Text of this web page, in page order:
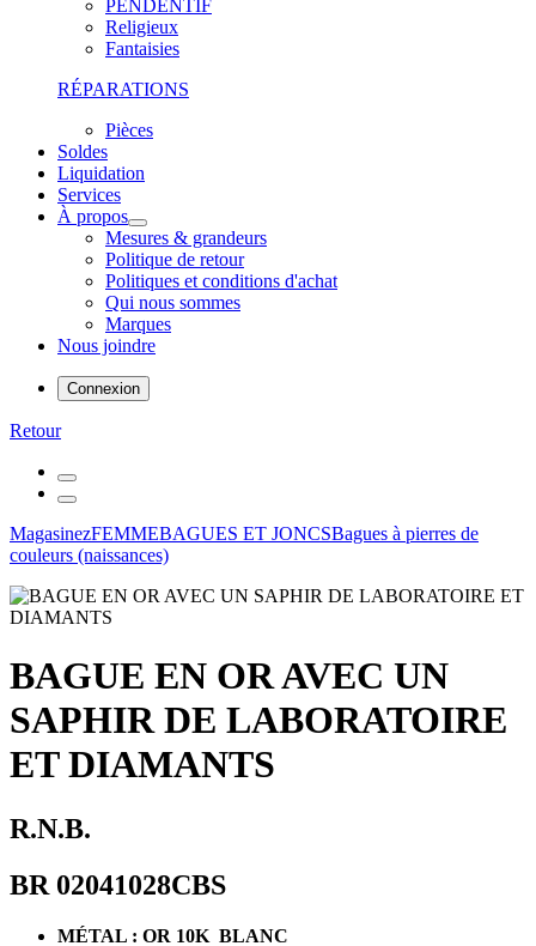
PENDENTIF
Religieux
Fantaisies
RÉPARATIONS
Pièces
Soldes
Liquidation
Services
À propos
Mesures & grandeurs
Politique de retour
Politiques et conditions d'achat
Qui nous sommes
Marques
Nous joindre
Connexion
Retour
MagasinezFEMMEBAGUES ET JONCSBagues à pierres de
couleurs (naissances)
BAGUE EN OR AVEC UN
SAPHIR DE LABORATOIRE
ET DIAMANTS
R.N.B.
BR 02041028CBS
MÉTAL : OR 10K BLANC